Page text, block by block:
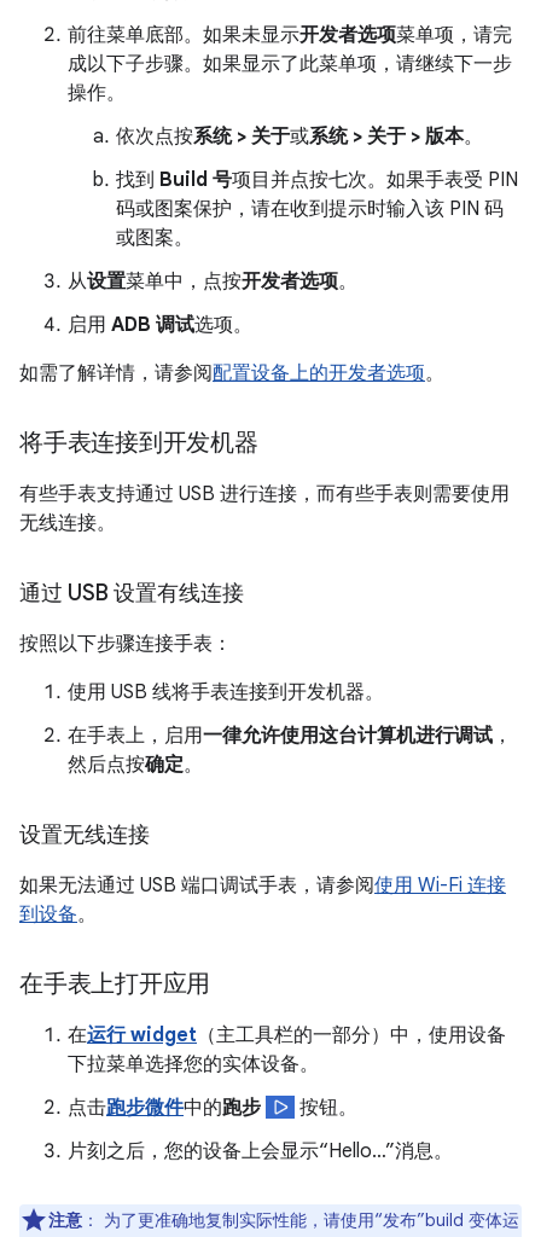
前往菜单底部。如果未显示开发者选项菜单项，请完
成以下子步骤。如果显示了此菜单项，请继续下一步
操作。
依次点按系统 > 关于或系统 > 关于 > 版本。
找到 Build 号项目并点按七次。如果手表受 PIN
码或图案保护，请在收到提示时输入该 PIN 码
或图案。
从设置菜单中，点按开发者选项。
启用 ADB 调试选项。
如需了解详情，请参阅配置设备上的开发者选项。
将手表连接到开发机器
有些手表支持通过 USB 进行连接，而有些手表则需要使用
无线连接。
通过 USB 设置有线连接
按照以下步骤连接手表：
使用 USB 线将手表连接到开发机器。
在手表上，启用一律允许使用这台计算机进行调试 ，
然后点按确定。
设置无线连接
如果无法通过 USB 端口调试手表，请参阅使用 Wi-Fi 连接
到设备。
在手表上打开应用
在运行 widget （主工具栏的一部分）中，使用设备
下拉菜单选择您的实体设备。
点击跑步微件中的跑步
按钮。
片刻之后，您的设备上会显示“Hello…”消息。
注意 ：
为了更准确地复制实际性能，请使用“发布”build 变体运